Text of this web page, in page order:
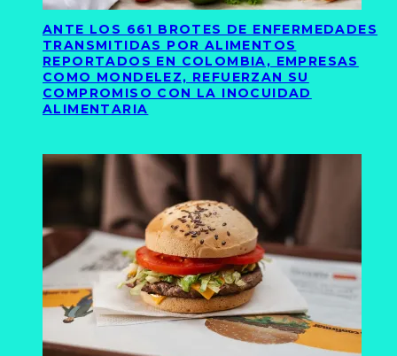
ANTE LOS 661 BROTES DE ENFERMEDADES
TRANSMITIDAS POR ALIMENTOS
REPORTADOS EN COLOMBIA, EMPRESAS
COMO MONDELEZ, REFUERZAN SU
COMPROMISO CON LA INOCUIDAD
ALIMENTARIA